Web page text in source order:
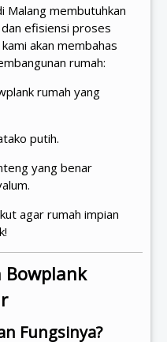
Malang membutuhkan
efisiensi proses
akan membahas
rumah:
rumah yang
putih.
yang benar
agar rumah impian
Bowplank
Fungsinya?